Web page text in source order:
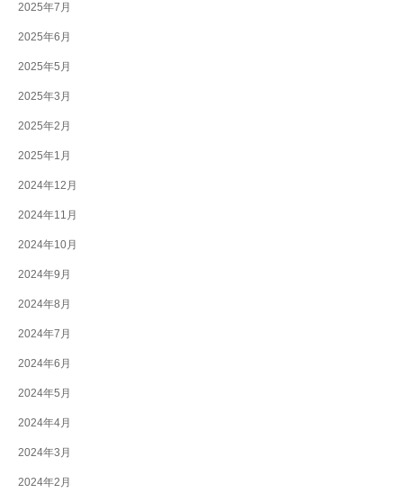
2025年7月
2025年6月
2025年5月
2025年3月
2025年2月
2025年1月
2024年12月
2024年11月
2024年10月
2024年9月
2024年8月
2024年7月
2024年6月
2024年5月
2024年4月
2024年3月
2024年2月